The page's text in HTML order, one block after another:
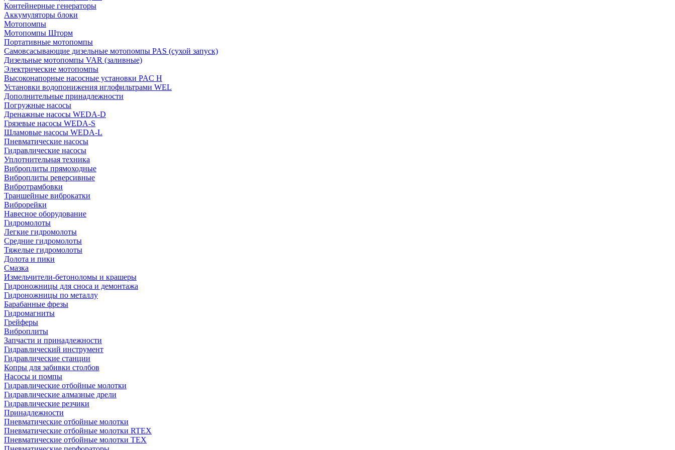
Контейнерные генераторы
Аккумуляторы блоки
Мотопомпы
Мотопомпы Шторм
Портативные мотопомпы
Самовсасывающие дизельные мотопомпы PAS (сухой запуск)
Дизельные мотопомпы VAR (заливные)
Электрические мотопомпы
Высоконапорные насосные установки PAC H
Установки водопонижения иглофильтрами WEL
Дополнительные принадлежности
Погружные насосы
Дренажные насосы WEDA-D
Грязевые насосы WEDA-S
Шламовые насосы WEDA-L
Пневматические насосы
Гидравлические насосы
Уплотнительная техника
Виброплиты прямоходные
Виброплиты реверсивные
Вибротрамбовки
Траншейные виброкатки
Виброрейки
Навесное оборудование
Гидромолоты
Легкие гидромолоты
Средние гидромолоты
Тяжелые гидромолоты
Долота и пики
Смазка
Измельчители-бетоноломы и крашеры
Гидроножницы для сноса и демонтажа
Гидроножницы по металлу
Барабанные фрезы
Гидромагниты
Грейферы
Виброплиты
Запчасти и принадлежности
Гидравлический инструмент
Гидравлические станции
Копры для забивки столбов
Насосы и помпы
Гидравлические отбойные молотки
Гидравлические алмазные дрели
Гидравлические резчики
Принадлежности
Пневматические отбойные молотки
Пневматические отбойные молотки RTEX
Пневматические отбойные молотки TEX